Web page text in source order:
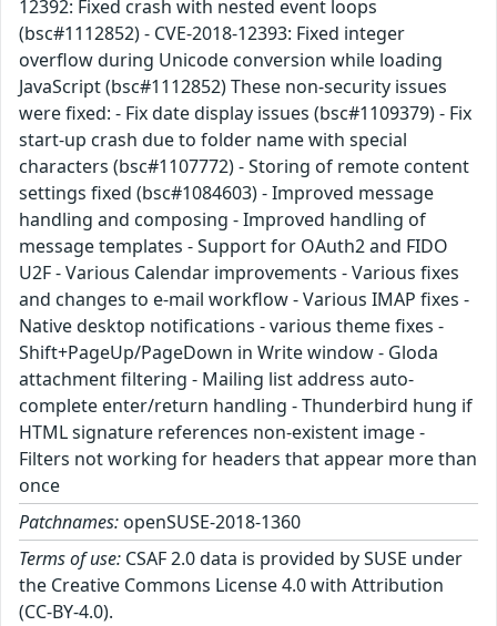
12392: Fixed crash with nested event loops
(bsc#1112852) - CVE-2018-12393: Fixed integer
overflow during Unicode conversion while loading
JavaScript (bsc#1112852) These non-security issues
were fixed: - Fix date display issues (bsc#1109379) - Fix
start-up crash due to folder name with special
characters (bsc#1107772) - Storing of remote content
settings fixed (bsc#1084603) - Improved message
handling and composing - Improved handling of
message templates - Support for OAuth2 and FIDO
U2F - Various Calendar improvements - Various fixes
and changes to e-mail workflow - Various IMAP fixes -
Native desktop notifications - various theme fixes -
Shift+PageUp/PageDown in Write window - Gloda
attachment filtering - Mailing list address auto-
complete enter/return handling - Thunderbird hung if
HTML signature references non-existent image -
Filters not working for headers that appear more than
once
Patchnames: openSUSE-2018-1360
Terms of use: CSAF 2.0 data is provided by SUSE under
the Creative Commons License 4.0 with Attribution
(CC-BY-4.0).